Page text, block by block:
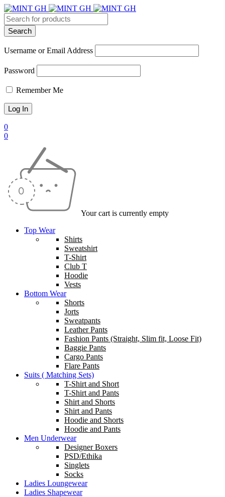
Username or Email Address
Password
Remember Me
0
0
Your cart is currently empty
Top Wear
Shirts
Sweatshirt
T-Shirt
Club T
Hoodie
Vests
Bottom Wear
Shorts
Jorts
Sweatpants
Leather Pants
Fashion Pants (Straight, Slim fit, Loose Fit)
Baggie Pants
Cargo Pants
Flare Pants
Suits ( Matching Sets)
T-Shirt and Short
T-Shirt and Pants
Shirt and Shorts
Shirt and Pants
Hoodie and Shorts
Hoodie and Pants
Men Underwear
Designer Boxers
PSD/Ethika
Singlets
Socks
Ladies Loungewear
Ladies Shapewear